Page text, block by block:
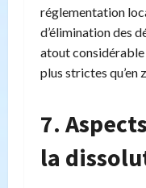
réglementation
d’élimination des
atout considérable
plus strictes qu’en
7.
la